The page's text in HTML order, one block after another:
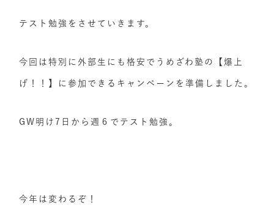
テスト勉強をさせていきます。
今回は特別に外部生にも格安でうめざわ塾の【爆上
げ！！】に参加できるキャンペーンを準備しました。
GW明け7日から週６でテスト勉強。
今年は変わるぞ！